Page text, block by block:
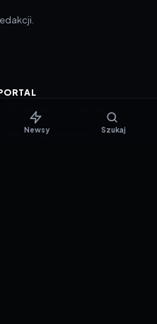
Informacje o ciasteczkach
Polityka prywatności
Newsy Szukaj